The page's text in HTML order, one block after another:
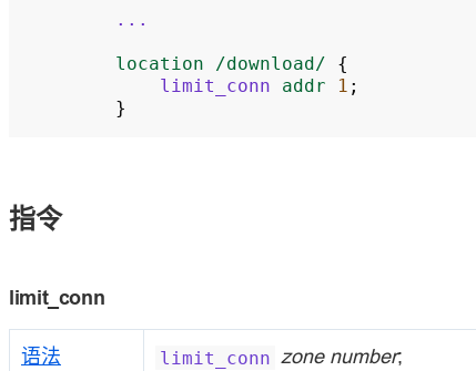
...
location /download/
{
limit_conn
addr 1 ;
}
指令
limit_conn
语法 limit_conn zone number;